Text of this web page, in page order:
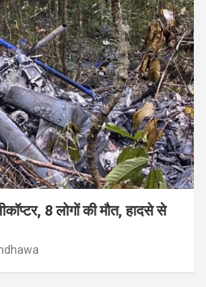
8 लोगों की मौत, हादसे से